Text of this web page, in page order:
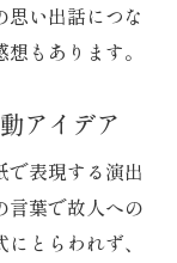
い出話につな
もあります。
アイデア
で表現する演出
言葉で故人への
とらわれず、